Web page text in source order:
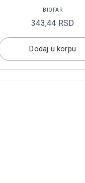
BIOFAR
343,44 RSD
Dodaj u korpu